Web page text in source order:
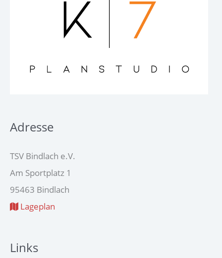
Adresse
TSV Bindlach e.V.
Am Sportplatz 1
95463 Bindlach
Lageplan
Links